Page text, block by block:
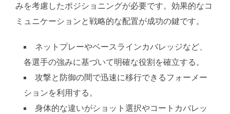
みを考慮したポジショニングが必要です。効果的なコ
ミュニケーションと戦略的な配置が成功の鍵です。
ネットプレーやベースラインカバレッジなど、
各選手の強みに基づいて明確な役割を確立する。
攻撃と防御の間で迅速に移行できるフォーメー
ションを利用する。
身体的な違いがショット選択やコートカバレッ